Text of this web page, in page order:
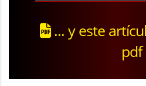
... y este
pdf